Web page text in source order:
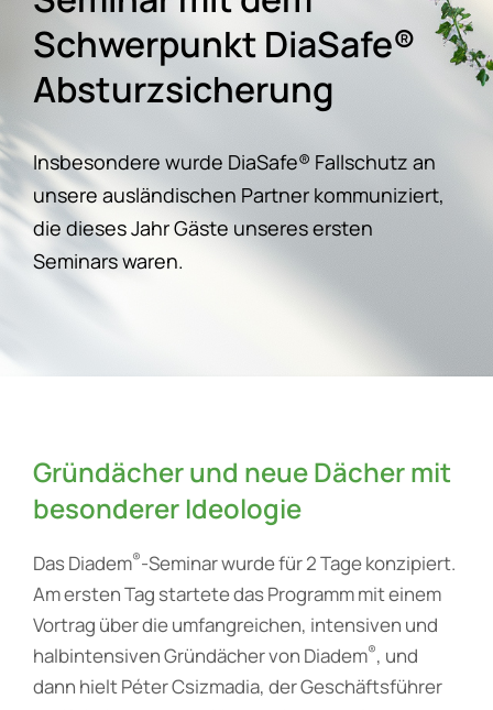
Schwerpunkt DiaSafe®
Absturzsicherung
Insbesondere wurde DiaSafe® Fallschutz an
unsere ausländischen Partner kommuniziert,
die dieses Jahr Gäste unseres ersten
Seminars waren.
Gründächer und neue Dächer mit
besonderer Ideologie
Das Diadem®-Seminar wurde für 2 Tage konzipiert.
Am ersten Tag startete das Programm mit einem
Vortrag über die umfangreichen, intensiven und
halbintensiven Gründächer von Diadem®, und
dann hielt Péter Csizmadia, der Geschäftsführer